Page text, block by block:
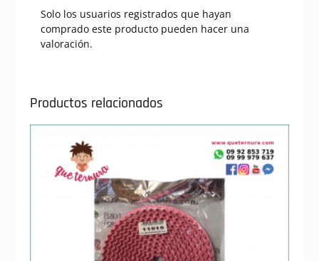
Solo los usuarios registrados que hayan
comprado este producto pueden hacer una
valoración.
Productos relacionados